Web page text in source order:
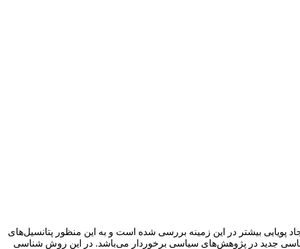
بیشتر در این زمینه بررسی شده است و به این منظور پتانسیل‌های
شناسی جدید در پژوهش‌های سیاسی برخوردار می‌باشد. در این روش شناسی